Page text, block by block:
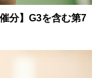
分】G3を含む第7